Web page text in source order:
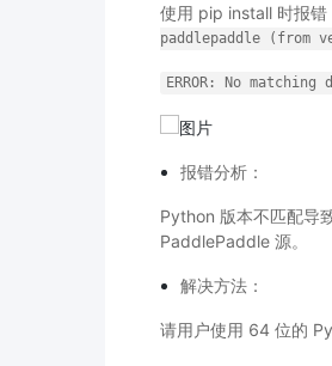
使用 pip install 时报错
paddlepaddle (from
ERROR: No matching
报错分析：
Python 版本不匹配导
PaddlePaddle 源。
解决方法：
请用户使用 64 位的